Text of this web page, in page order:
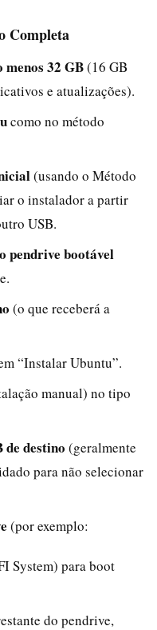
Completa
32 GB(16 GB
e atualizações).
como no método
(usando o Método
o instalador a partir
USB.
pendrive bootável
(o que receberá a
“Instalar Ubuntu”.
manual) no tipo
destino (geralmente
para não selecionar
(por exemplo:
System) para boot
do pendrive,